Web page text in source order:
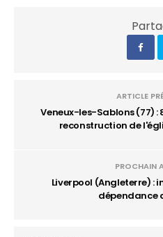
ARTICLE
Veneux-les-Sablons (77) :
reconstruction de
PROCHAIN
Liverpool (Angleterre) :
dépendance